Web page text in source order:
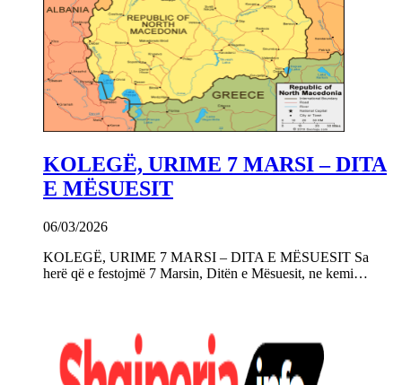
KOLEGË, URIME 7 MARSI – DITA
E MËSUESIT
06/03/2026
KOLEGË, URIME 7 MARSI – DITA E MËSUESIT Sa
herë që e festojmë 7 Marsin, Ditën e Mësuesit, ne kemi…